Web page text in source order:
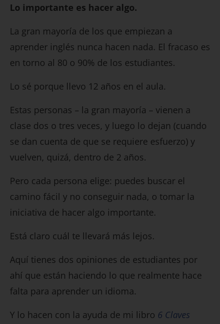
Lo importante es hacer algo.
La gran mayoría de los que empiezan a
aprender inglés nunca hacen nada. El fracaso es
en torno al 80 o 90% de los estudiantes.
Lo sé porque llevo 12 años en el aula.
Estas personas – la gran mayoría – vienen a
clase dos o tres veces, y luego lo dejan (cuando
se dan cuenta de que se requiere esfuerzo) y
vuelven, quizá, dentro de 2 años.
Pero cada persona elige: puedes buscar el
camino fácil y no conseguir nada, o tomar la
iniciativa de hacer algo importante.
Está claro cuál te llevará más lejos.
Aquí tienes dos opiniones de estudiantes por
ahí que están haciendo lo que realmente hace
falta para aprender un idioma.
Y lo hacen con la ayuda de mi libro 6 Claves